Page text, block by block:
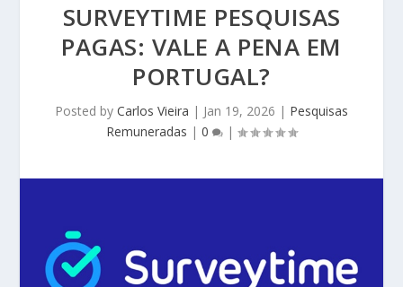
SURVEYTIME PESQUISAS
PAGAS: VALE A PENA EM
PORTUGAL?
Posted by Carlos Vieira | Jan 19, 2026 | Pesquisas
Remuneradas | 0 |